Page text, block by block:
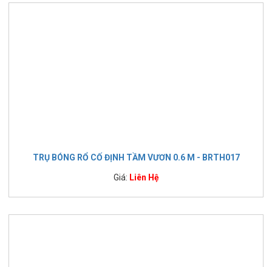
TRỤ BÓNG RỔ CỐ ĐỊNH TẦM VƯƠN 0.6 M - BRTH017
Giá: Liên Hệ